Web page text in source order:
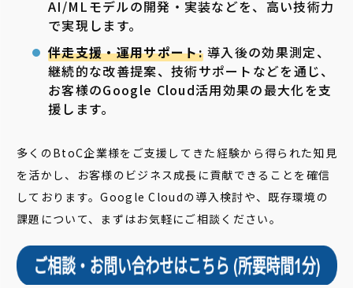
AI/MLモデルの開発・実装などを、高い技術力
で実現します。
伴走支援・運用サポート:導入後の効果測定、
継続的な改善提案、技術サポートなどを通じ、
お客様のGoogle Cloud活用効果の最大化を支
援します。
多くのBtoC企業様をご支援してきた経験から得られた知見
を活かし、お客様のビジネス成長に貢献できることを確信
しております。Google Cloudの導入検討や、既存環境の
課題について、まずはお気軽にご相談ください。